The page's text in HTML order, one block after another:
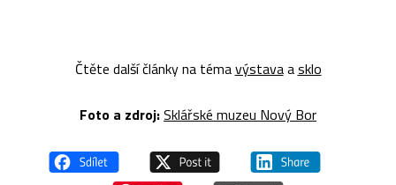
Čtěte další články na témavýstavaasklo
Foto a zdroj:Sklářské muzeu Nový Bor